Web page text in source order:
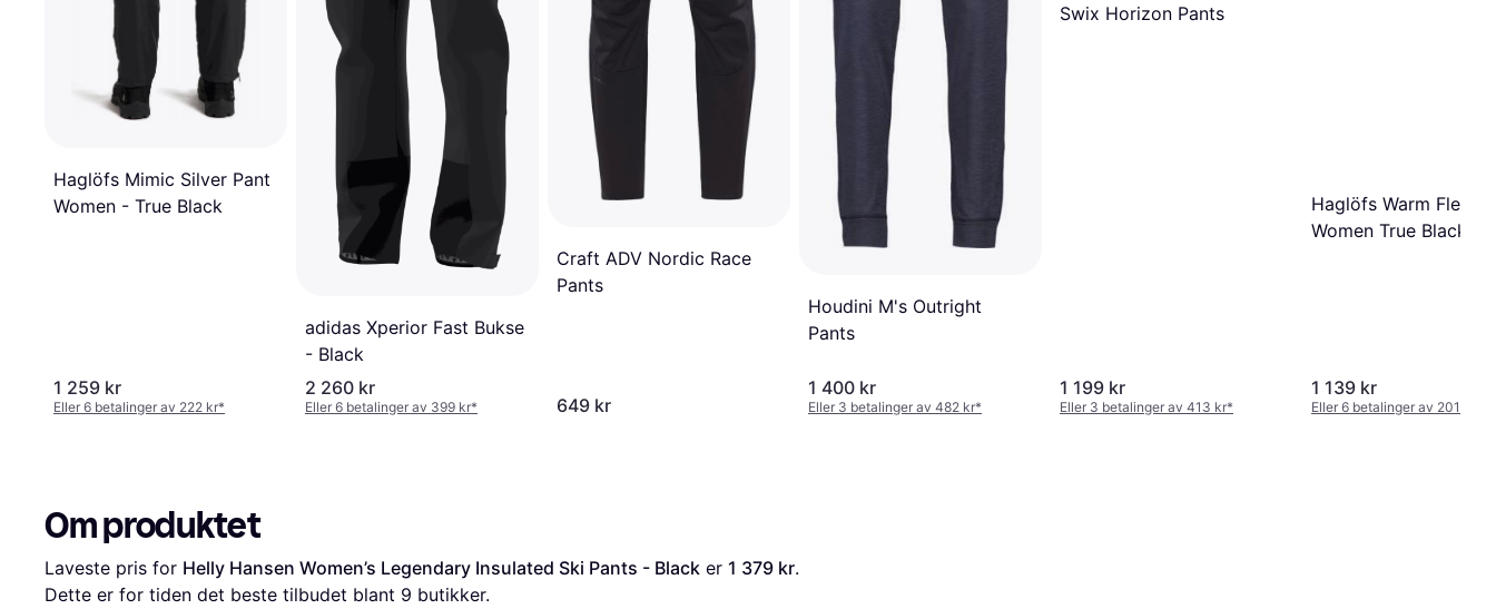
Haglöfs Mimic Silver Pant
Women - True Black
1 259 kr
Eller 6 betalinger av 222 kr*
adidas Xperior Fast Bukse
- Black
2 260 kr
Eller 6 betalinger av 399 kr*
Craft ADV Nordic Race
Pants
649 kr
Houdini M's Outright
Pants
1 400 kr
Eller 3 betalinger av 482 kr*
Swix Horizon Pants
1 199 kr
Eller 3 betalinger av 413 kr*
Haglöfs Warm Flex
Women True Black
1 139 kr
Eller 6 betalinger av 201 kr
Om produktet
Laveste pris for Helly Hansen Women’s Legendary Insulated Ski Pants - Black er 1 379 kr.
Dette er for tiden det beste tilbudet blant 9 butikker.